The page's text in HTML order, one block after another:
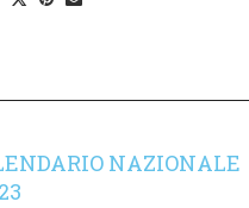
NAZIONALE